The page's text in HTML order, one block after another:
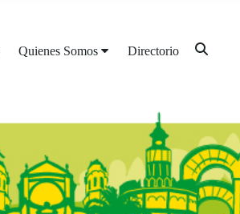
Quienes Somos Directorio